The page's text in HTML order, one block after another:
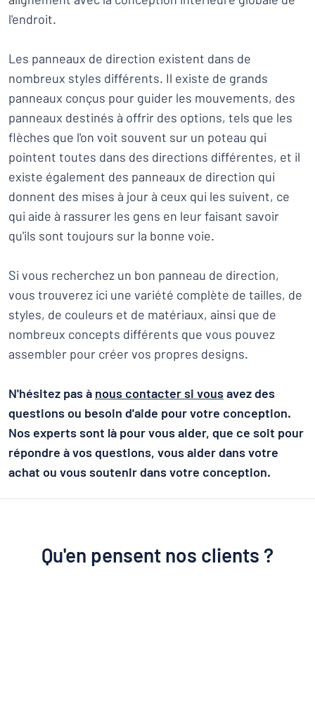
l'endroit.
Les panneaux de direction existent dans de
nombreux styles différents. Il existe de grands
panneaux conçus pour guider les mouvements, des
panneaux destinés à offrir des options, tels que les
flèches que l'on voit souvent sur un poteau qui
pointent toutes dans des directions différentes, et il
existe également des panneaux de direction qui
donnent des mises à jour à ceux qui les suivent, ce
qui aide à rassurer les gens en leur faisant savoir
qu'ils sont toujours sur la bonne voie.
Si vous recherchez un bon panneau de direction,
vous trouverez ici une variété complète de tailles, de
styles, de couleurs et de matériaux, ainsi que de
nombreux concepts différents que vous pouvez
assembler pour créer vos propres designs.
N'hésitez pas à nous contacter si vousavez des
questions ou besoin d'aide pour votre conception.
Nos experts sont là pour vous aider, que ce soit pour
répondre à vos questions, vous aider dans votre
achat ou vous soutenir dans votre conception.
Qu'en pensent nos clients ?